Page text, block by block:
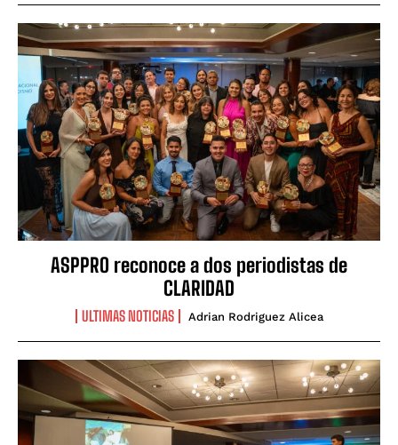
ASPPRO reconoce a dos periodistas de
CLARIDAD
ULTIMAS NOTICIAS Adrian Rodriguez Alicea